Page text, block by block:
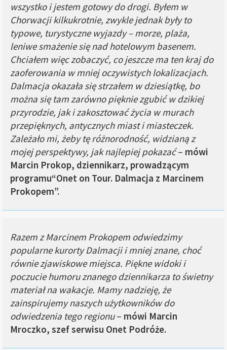
wszystko i jestem gotowy do drogi. Byłem w
Chorwacji kilkukrotnie, zwykle jednak były to
typowe, turystyczne wyjazdy – morze, plaża,
leniwe smażenie się nad hotelowym basenem.
Chciałem więc zobaczyć, co jeszcze ma ten kraj do
zaoferowania w mniej oczywistych lokalizacjach.
Dalmacja okazała się strzałem w dziesiątkę, bo
można się tam zarówno pięknie zgubić w dzikiej
przyrodzie, jak i zakosztować życia w murach
przepięknych, antycznych miast i miasteczek.
Zależało mi, żeby tę różnorodność, widzianą z
mojej perspektywy, jak najlepiej pokazać– mówi
Marcin Prokop, dziennikarz, prowadzącym
programu“Onet on Tour. Dalmacja z Marcinem
Prokopem”.
Razem z Marcinem Prokopem odwiedzimy
popularne kurorty Dalmacji i mniej znane, choć
równie zjawiskowe miejsca. Piękne widoki i
poczucie humoru znanego dziennikarza to świetny
materiał na wakacje. Mamy nadzieję, że
zainspirujemy naszych użytkowników do
odwiedzenia tego regionu– mówi Marcin
Mroczko, szef serwisu Onet Podróże.